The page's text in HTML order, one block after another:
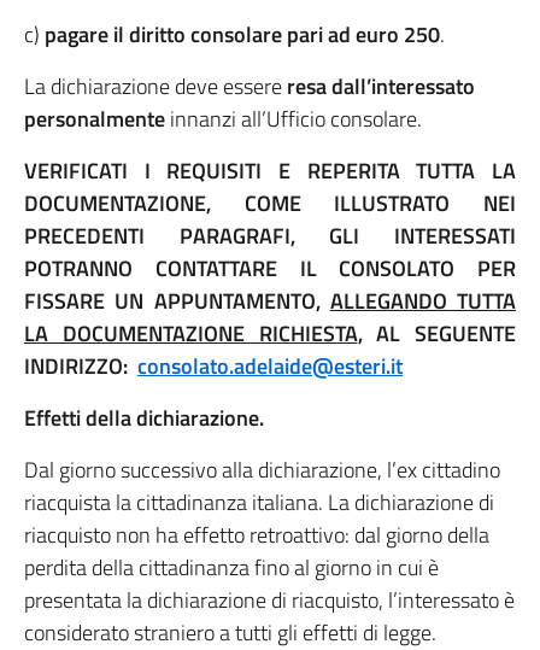
c) pagare il diritto consolare pari ad euro 250.
La dichiarazione deve essereresa dall’interessato
personalmenteinnanzi all’Ufficio consolare.
VERIFICATI I REQUISITI E REPERITA TUTTA LA
DOCUMENTAZIONE, COME ILLUSTRATO NEI
PRECEDENTI PARAGRAFI, GLI INTERESSATI
POTRANNO CONTATTARE IL CONSOLATO PER
FISSARE UN APPUNTAMENTO, ALLEGANDO TUTTA
LA DOCUMENTAZIONE RICHIESTA, AL SEGUENTE
INDIRIZZO: consolato.adelaide@esteri.it
Effetti della dichiarazione.
Dal giorno successivo alla dichiarazione, l’ex cittadino
riacquista la cittadinanza italiana. La dichiarazione di
riacquisto non ha effetto retroattivo: dal giorno della
perdita della cittadinanza fino al giorno in cui è
presentata la dichiarazione di riacquisto, l’interessato è
considerato straniero a tutti gli effetti di legge.